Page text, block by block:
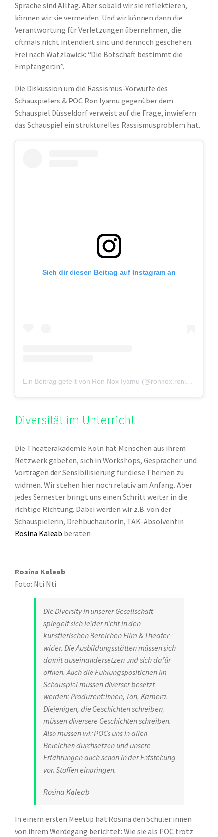
Sprache sind Alltag. Aber sobald wir sie reflektieren,
können wir sie vermeiden. Und wir können dann die
Verantwortung für Verletzungen übernehmen, die
oftmals nicht intendiert sind und dennoch geschehen.
Frei nach Watzlawick: “Die Botschaft bestimmt die
Empfänger:in”.
Die Diskussion um die Rassismus-Vorwürfe des
Schauspielers & POC Ron Iyamu gegenüber dem
Schauspiel Düsseldorf verweist auf die Frage, inwiefern
das Schauspiel ein strukturelles Rassismusproblem hat.
Sieh dir diesen Beitrag auf Instagram an
Ein Beitrag geteilt von Ron Nox Iyamu (@ronnox.roniyamu)
Diversität im Unterricht
Die Theaterakademie Köln hat Menschen aus ihrem
Netzwerk gebeten, sich in Workshops, Gesprächen und
Vorträgen der Sensibilisierung für diese Themen zu
widmen. Wir stehen hier noch relativ am Anfang. Aber
jedes Semester bringt uns einen Schritt weiter in die
richtige Richtung. Dabei werden wir z.B. von der
Schauspielerin, Drehbuchautorin, TAK-Absolventin
Rosina Kaleab beraten.
Rosina Kaleab
Foto: Nti Nti
Die Diversity in unserer Gesellschaft
spiegelt sich leider nicht in den
künstlerischen Bereichen Film & Theater
wider. Die Ausbildungsstätten müssen sich
damit auseinandersetzen und sich dafür
öffnen. Auch die Führungspositionen im
Schauspiel müssen diverser besetzt
werden: Produzent:innen, Ton, Kamera.
Diejenigen, die Geschichten schreiben,
müssen diversere Geschichten schreiben.
Also müssen wir POCs uns in allen
Bereichen durchsetzen und unsere
Erfahrungen auch schon in der Entstehung
von Stoffen einbringen.
Rosina Kaleab
In einem ersten Meetup hat Rosina den Schüler:innen
von ihrem Werdegang berichtet: Wie sie als POC trotz